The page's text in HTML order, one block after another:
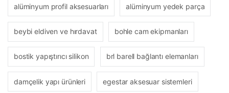
alüminyum profil aksesuarları alüminyum yedek parça
beybi eldiven ve hırdavat bohle cam ekipmanları
bostik yapıştırıcı silikon brl barell bağlantı elemanları
damçelik yapı ürünleri egestar aksesuar sistemleri